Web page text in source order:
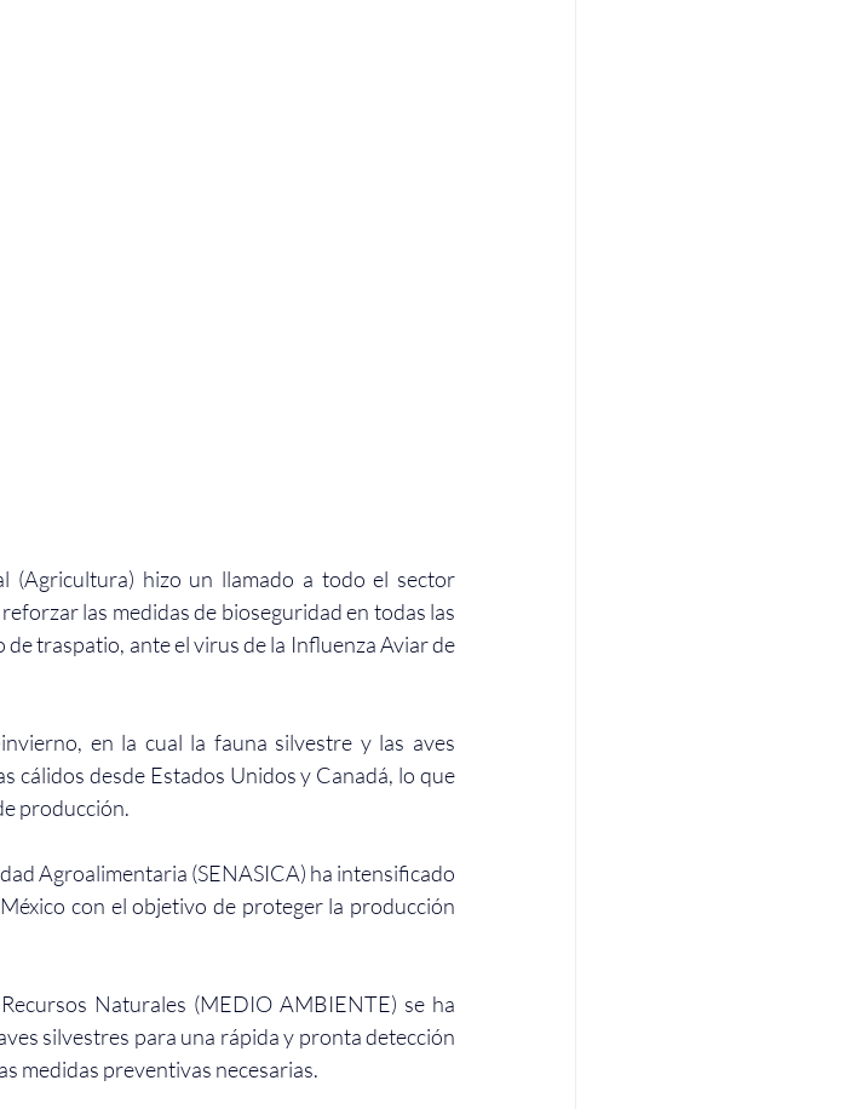
(Agricultura) hizo un llamado a todo el sector
las medidas de bioseguridad en todas las
traspatio, ante el virus de la Influenza Aviar de
en la cual la fauna silvestre y las aves
cálidos desde Estados Unidos y Canadá, lo que
producción.
Agroalimentaria (SENASICA) ha intensificado
con el objetivo de proteger la producción
Naturales (MEDIO AMBIENTE) se ha
silvestres para una rápida y pronta detección
medidas preventivas necesarias.